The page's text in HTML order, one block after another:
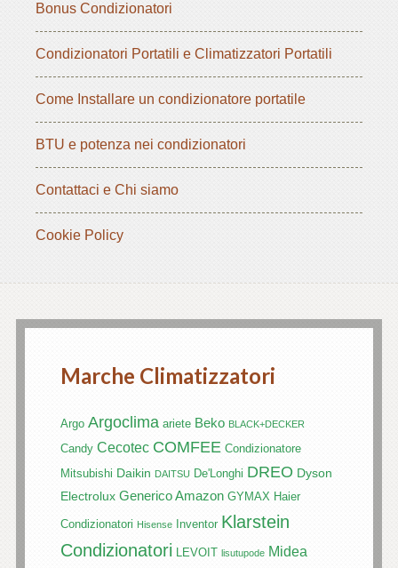
Bonus Condizionatori
Condizionatori Portatili e Climatizzatori Portatili
Come Installare un condizionatore portatile
BTU e potenza nei condizionatori
Contattaci e Chi siamo
Cookie Policy
Marche Climatizzatori
Argo Argoclima ariete Beko BLACK+DECKER
Candy Cecotec COMFEE Condizionatore
Mitsubishi Daikin DAITSU De'Longhi DREO Dyson
Electrolux Generico Amazon GYMAX Haier
Condizionatori Hisense Inventor Klarstein
Condizionatori LEVOIT lisutupode Midea